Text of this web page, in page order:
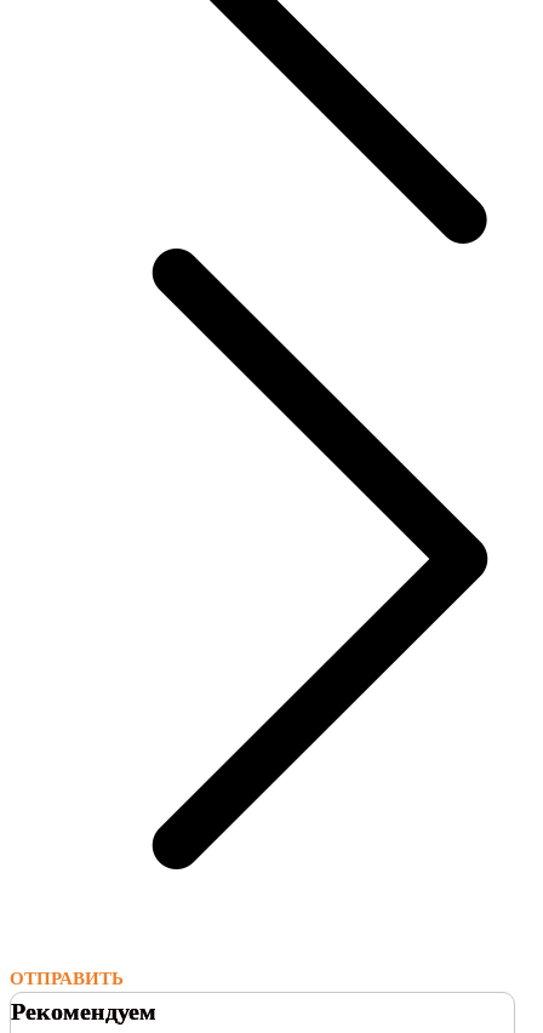
ОТПРАВИТЬ
Рекомендуем